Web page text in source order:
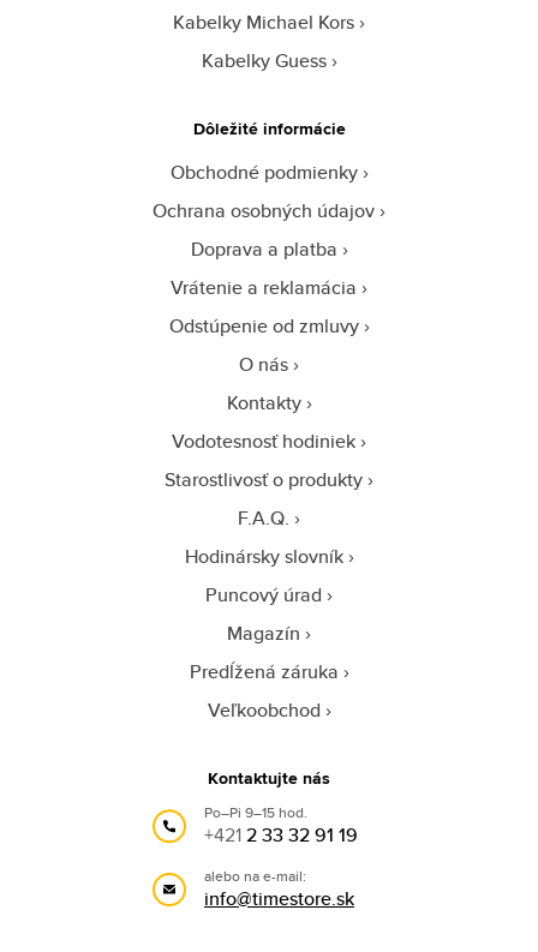
Kabelky Michael Kors
Kabelky Guess
Dôležité informácie
Obchodné podmienky
Ochrana osobných údajov
Doprava a platba
Vrátenie a reklamácia
Odstúpenie od zmluvy
O nás
Kontakty
Vodotesnosť hodiniek
Starostlivosť o produkty
F.A.Q.
Hodinársky slovník
Puncový úrad
Magazín
Predĺžená záruka
Veľkoobchod
Kontaktujte nás
Po–Pi 9–15 hod.
+4212 33 32 91 19
alebo na e-mail:
info@timestore.sk